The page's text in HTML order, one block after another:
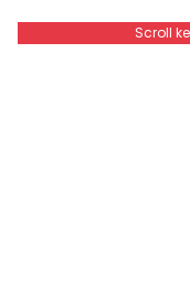
Scroll